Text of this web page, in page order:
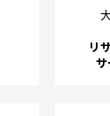
リ
サ